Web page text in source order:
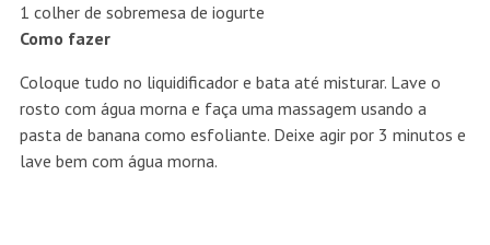
1 colher de sobremesa de iogurte
Como fazer
Coloque tudo no liquidificador e bata até misturar. Lave o
rosto com água morna e faça uma massagem usando a
pasta de banana como esfoliante. Deixe agir por 3 minutos e
lave bem com água morna.